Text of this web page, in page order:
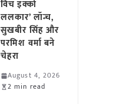
विच इक्को
ललकार’ लॉन्च,
सुखबीर सिंह और
परमिश वर्मा बने
चेहरा
August 4, 2026
2 min read